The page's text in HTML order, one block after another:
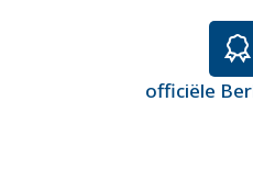
officiële